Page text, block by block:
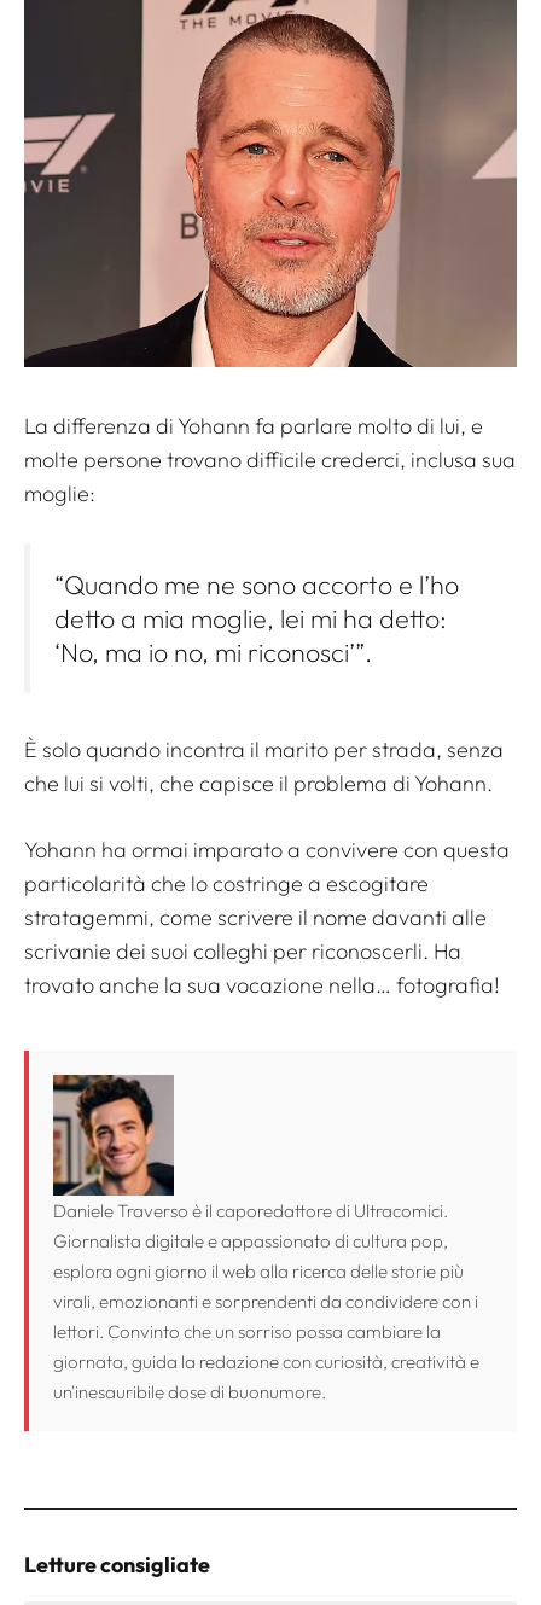
La differenza di Yohann fa parlare molto di lui, e
molte persone trovano difficile crederci, inclusa sua
moglie:
“Quando me ne sono accorto e l’ho
detto a mia moglie, lei mi ha detto:
‘No, ma io no, mi riconosci’”.
È solo quando incontra il marito per strada, senza
che lui si volti, che capisce il problema di Yohann.
Yohann ha ormai imparato a convivere con questa
particolarità che lo costringe a escogitare
stratagemmi, come scrivere il nome davanti alle
scrivanie dei suoi colleghi per riconoscerli. Ha
trovato anche la sua vocazione nella… fotografia!
Daniele Traverso è il caporedattore di Ultracomici.
Giornalista digitale e appassionato di cultura pop,
esplora ogni giorno il web alla ricerca delle storie più
virali, emozionanti e sorprendenti da condividere con i
lettori. Convinto che un sorriso possa cambiare la
giornata, guida la redazione con curiosità, creatività e
un'inesauribile dose di buonumore.
Letture consigliate